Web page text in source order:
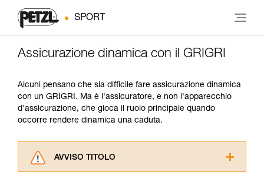
SPORT
Assicurazione dinamica con il GRIGRI
Alcuni pensano che sia difficile fare assicurazione dinamica
con un GRIGRI. Ma è l'assicuratore, e non l'apparecchio
d'assicurazione, che gioca il ruolo principale quando
occorre rendere dinamica una caduta.
AVVISO TITOLO